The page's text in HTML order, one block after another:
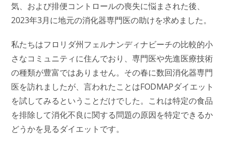
気、および排便コントロールの喪失に悩まされた後、
2023年3月に地元の消化器専門医の助けを求めました。
私たちはフロリダ州フェルナンディナビーチの比較的小
さなコミュニティに住んでおり、専門医や先進医療技術
の種類が豊富ではありません。その春に数回消化器専門
医を訪れましたが、言われたことはFODMAPダイエット
を試してみるということだけでした。これは特定の食品
を排除して消化不良に関する問題の原因を特定できるか
どうかを見るダイエットです。